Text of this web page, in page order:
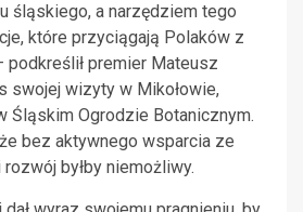
śląskiego, a narzędziem tego
które przyciągają Polaków z
podkreślił premier Mateusz
swojej wizyty w Mikołowie,
Śląskim Ogrodzie Botanicznym.
bez aktywnego wsparcia ze
byłby niemożliwy.